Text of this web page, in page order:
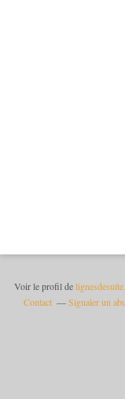
Voir le profil de
Contact
Signaler un